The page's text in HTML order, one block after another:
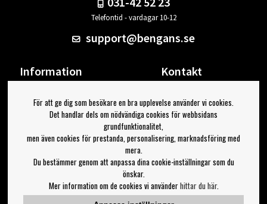
Telefontid - vardagar 10-12
support@bengans.se
Information
Om Bengans
FAQ / Köp- & Leveransvillkor
Kontakt
Din sida
Logga ut
Jag vill ha tips från Bengans
Inställningar för nyhetsbrev
För att ge dig som besökare en bra upplevelse använder vi cookies.
Det handlar dels om nödvändiga cookies för webbsidans
grundfunktionalitet,
men även cookies för prestanda, personalisering, marknadsföring med
mera.
Du bestämmer genom att anpassa dina cookie-inställningar som du
önskar.
Mer information om de cookies vi använderhittar du här.